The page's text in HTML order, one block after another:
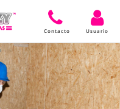
Contacto Usuario